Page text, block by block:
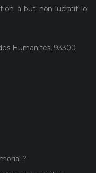
à but non lucratif loi
Humanités, 93300
?